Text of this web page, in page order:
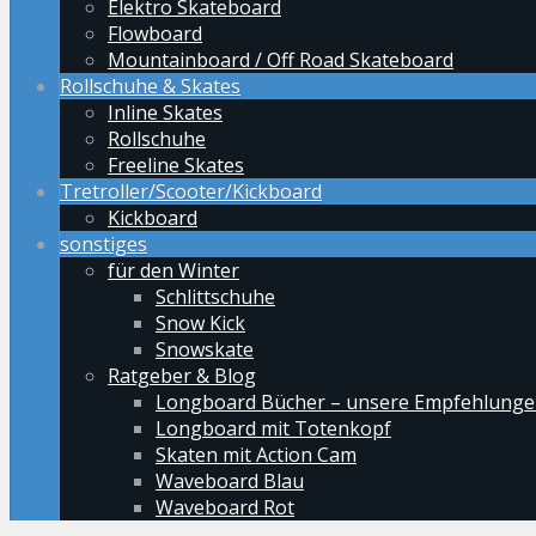
Elektro Skateboard
Flowboard
Mountainboard / Off Road Skateboard
Rollschuhe & Skates
Inline Skates
Rollschuhe
Freeline Skates
Tretroller/Scooter/Kickboard
Kickboard
sonstiges
für den Winter
Schlittschuhe
Snow Kick
Snowskate
Ratgeber & Blog
Longboard Bücher – unsere
Longboard mit Totenkopf
Skaten mit Action Cam
Waveboard Blau
Waveboard Rot